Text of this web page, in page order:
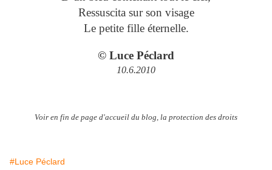
Ressuscita sur son visage
Le petite fille éternelle.
© Luce Péclard
10.6.2010
Voir en fin de page d'accueil du blog, la protection des droits
#Luce Péclard